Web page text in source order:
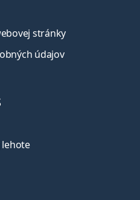
stránky
údajov
lehote